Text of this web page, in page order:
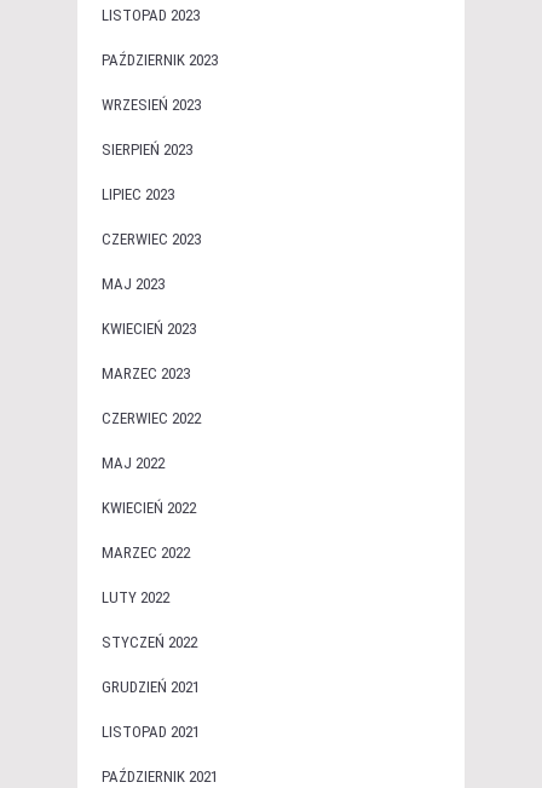
LISTOPAD 2023
PAŹDZIERNIK 2023
WRZESIEŃ 2023
SIERPIEŃ 2023
LIPIEC 2023
CZERWIEC 2023
MAJ 2023
KWIECIEŃ 2023
MARZEC 2023
CZERWIEC 2022
MAJ 2022
KWIECIEŃ 2022
MARZEC 2022
LUTY 2022
STYCZEŃ 2022
GRUDZIEŃ 2021
LISTOPAD 2021
PAŹDZIERNIK 2021